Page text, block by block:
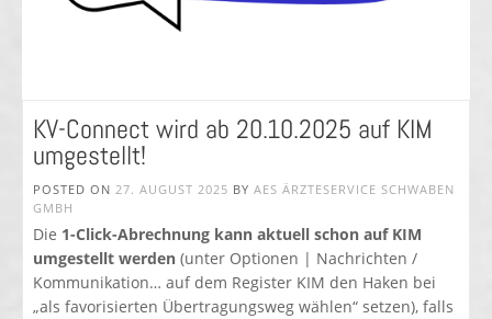
KV-Connect wird ab 20.10.2025 auf KIM
umgestellt!
POSTED ON 27. AUGUST 2025 BY AES ÄRZTESERVICE SCHWABEN
GMBH
Die 1-Click-Abrechnung kann aktuell schon auf KIM
umgestellt werden (unter Optionen | Nachrichten /
Kommunikation… auf dem Register KIM den Haken bei
„als favorisierten Übertragungsweg wählen“ setzen), falls